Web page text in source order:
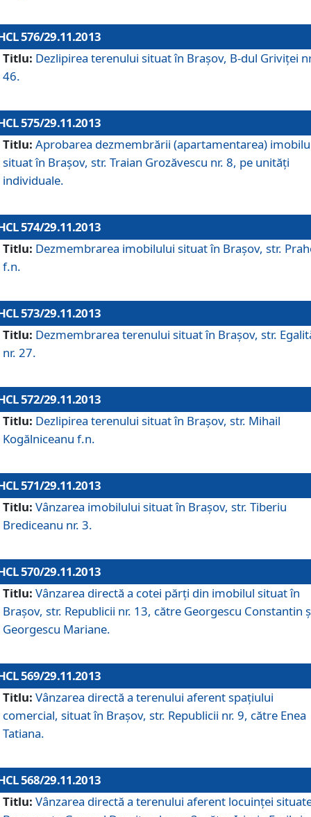
576/29.11.2013
Titlu: Dezlipirea terenului situat în Braşov, B-dul Griviţei
46.
575/29.11.2013
Titlu: Aprobarea dezmembrării (apartamentarea)
situat în Braşov, str. Traian Grozăvescu nr. 8, pe unităţi
individuale.
574/29.11.2013
Titlu: Dezmembrarea imobilului situat în Braşov, str.
f.n.
573/29.11.2013
Titlu: Dezmembrarea terenului situat în Braşov, str.
nr. 27.
572/29.11.2013
Titlu: Dezlipirea terenului situat în Braşov, str. Mihail
Kogălniceanu f.n.
571/29.11.2013
Titlu: Vânzarea imobilului situat în Braşov, str. Tiberiu
Brediceanu nr. 3.
570/29.11.2013
Titlu: Vânzarea directă a cotei părţi din imobilul situat în
Braşov, str. Republicii nr. 13, către Georgescu Constantin
Georgescu Mariane.
569/29.11.2013
Titlu: Vânzarea directă a terenului aferent spaţiului
comercial, situat în Braşov, str. Republicii nr. 9, către Enea
Tatiana.
568/29.11.2013
Titlu: Vânzarea directă a terenului aferent locuinţei